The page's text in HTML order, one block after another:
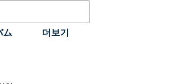
ム 더보기